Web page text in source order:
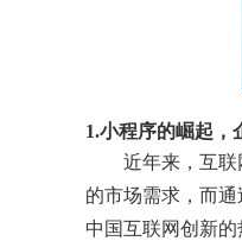
1.小程序的崛起，
近年来，互
的市场需求，而
中国互联网创新